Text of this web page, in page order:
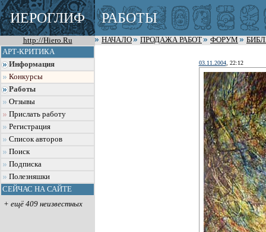
ИЕРОГЛИФ РАБОТЫ
http://Hiero.Ru НАЧАЛО ПРОДАЖА РАБОТ ФОРУМ
АРТ-КРИТИКА
Информация
Конкурсы
Работы
Отзывы
Прислать работу
Регистрация
Список авторов
Поиск
Подписка
Полезняшки
СЕЙЧАС НА САЙТЕ
+ ещё 409 неизвестных
03.11.2004, 22:12